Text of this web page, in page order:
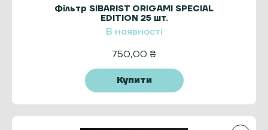
Фільтр SIBARIST ORIGAMI SPECIAL
EDITION 25 шт.
В наявності
750,00 ₴
Купити